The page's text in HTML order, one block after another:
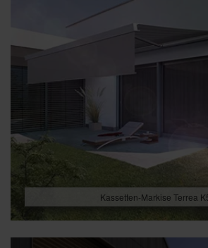
Kassetten-Markise Terrea